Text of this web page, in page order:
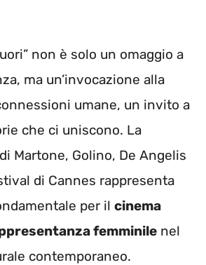
non è solo un omaggio a
ma un’invocazione alla
umane, un invito a
che ci uniscono. La
Martone, Golino, De Angelis
di Cannes rappresenta
per il cinema
femminile nel
contemporaneo.